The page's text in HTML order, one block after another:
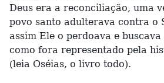
Deus era a reconciliação, uma
povo santo adulterava contra o
assim Ele o perdoava e
como fora representado pela
(leia Oséias, o livro todo).